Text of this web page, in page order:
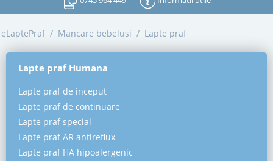
eLaptePraf / Mancare bebelusi / Lapte praf
Lapte praf Humana
Lapte praf de inceput
Lapte praf de continuare
Lapte praf special
Lapte praf AR antireflux
Lapte praf HA hipoalergenic